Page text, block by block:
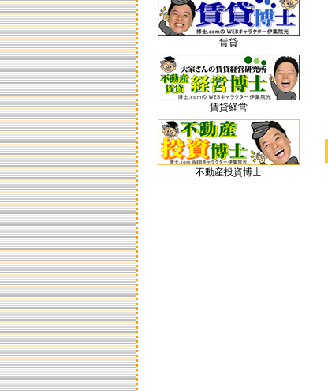
賃貸
賃貸経営
不動産投資博士